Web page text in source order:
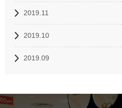
2019.11
2019.10
2019.09